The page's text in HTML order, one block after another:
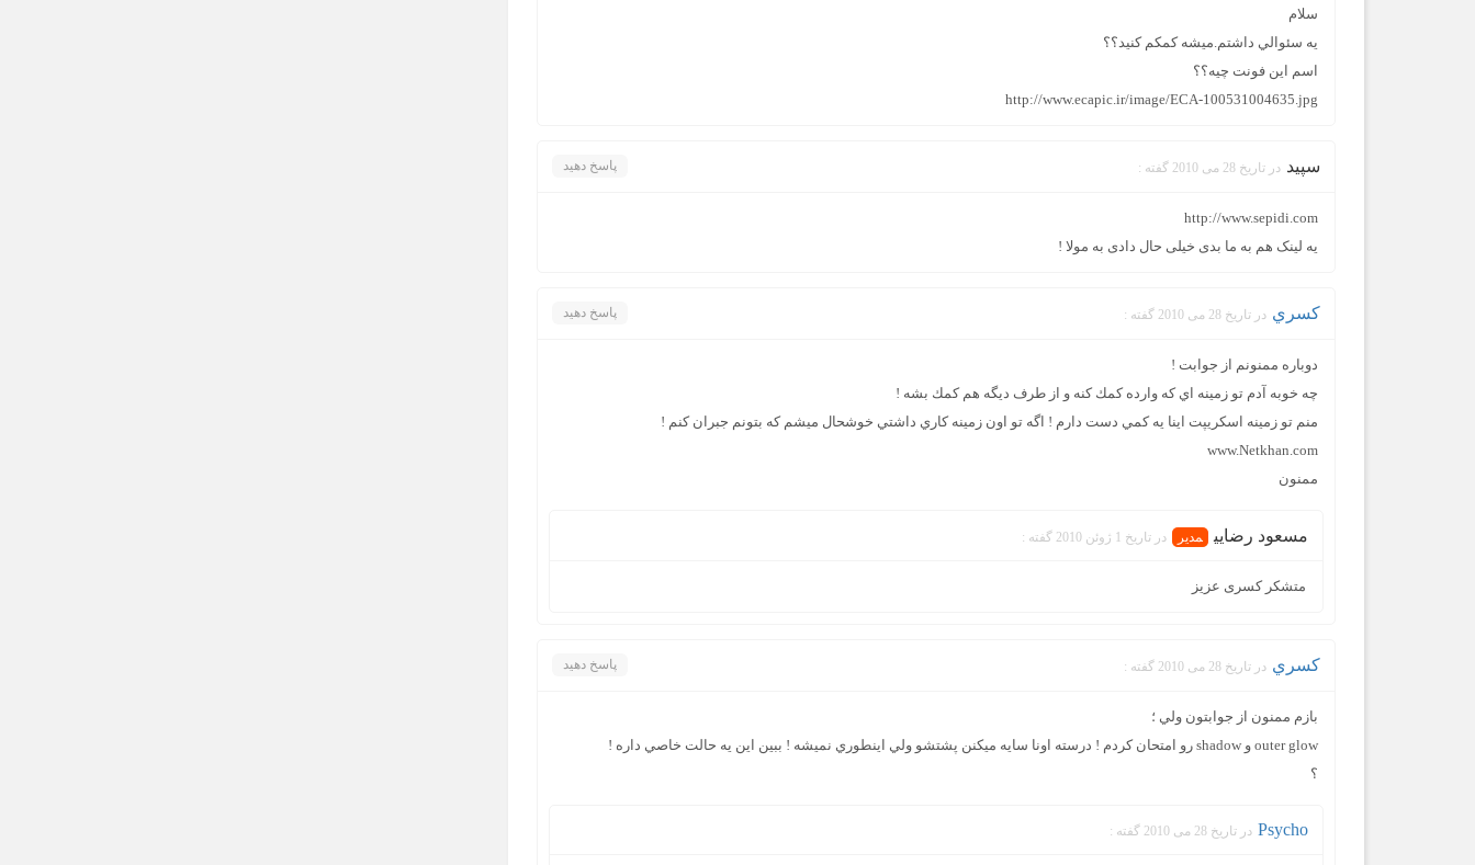
سلام
يه سئوالي داشتم.ميشه كمكم كنيد؟؟
اسم اين فونت چيه؟؟
http://www.ecapic.ir/image/ECA-100531004635.jpg
سپید در تاریخ 28 می 2010 گفته : پاسخ دهید
http://www.sepidi.com
یه لینک هم به ما بدی خیلی حال دادی به مولا !
كسري در تاریخ 28 می 2010 گفته : پاسخ دهید
دوباره ممنونم از جوابت !
چه خوبه آدم تو زمينه اي كه وارده كمك كنه و از طرف ديگه هم كمك بشه !
منم تو زمينه اسكريپت اينا يه كمي دست دارم ! اگه تو اون زمينه كاري داشتي خوشحال ميشم كه بتونم جبران كنم !
www.Netkhan.com
ممنون
مسعود رضايي در تاریخ 1 ژوئن 2010 گفته :
متشکر کسری عزیز
كسري در تاریخ 28 می 2010 گفته : پاسخ دهید
بازم ممنون از جوابتون ولي ؛
outer glow و shadow رو امتحان كردم ! درسته اونا سايه ميكنن پشتشو ولي اينطوري نميشه ! ببين اين يه حالت خاصي داره !
؟
Psycho در تاریخ 28 می 2010 گفته :